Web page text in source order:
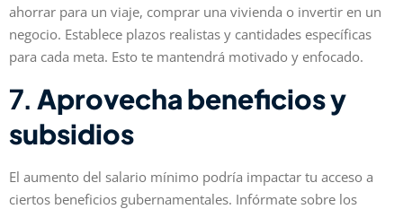
ahorrar para un viaje, comprar una vivienda o invertir en un
negocio. Establece plazos realistas y cantidades específicas
para cada meta. Esto te mantendrá motivado y enfocado.
7. Aprovecha beneficios y
subsidios
El aumento del salario mínimo podría impactar tu acceso a
ciertos beneficios gubernamentales. Infórmate sobre los